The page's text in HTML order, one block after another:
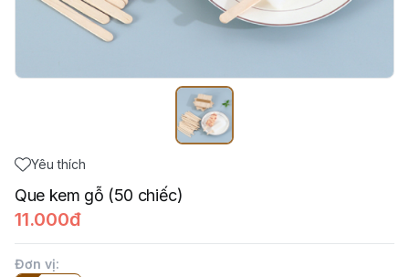
Yêu thích
Que kem gỗ (50 chiếc)
11.000đ
Đơn vị: